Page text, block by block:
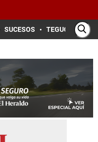
SUCESOS TEGUCIGALPA